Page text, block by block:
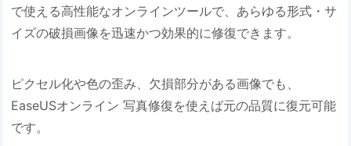
で使える高性能なオンラインツールで、あらゆる形式・サ
イズの破損画像を迅速かつ効果的に修復できます。
ピクセル化や色の歪み、欠損部分がある画像でも、
EaseUSオンライン 写真修復を使えば元の品質に復元可能
です。